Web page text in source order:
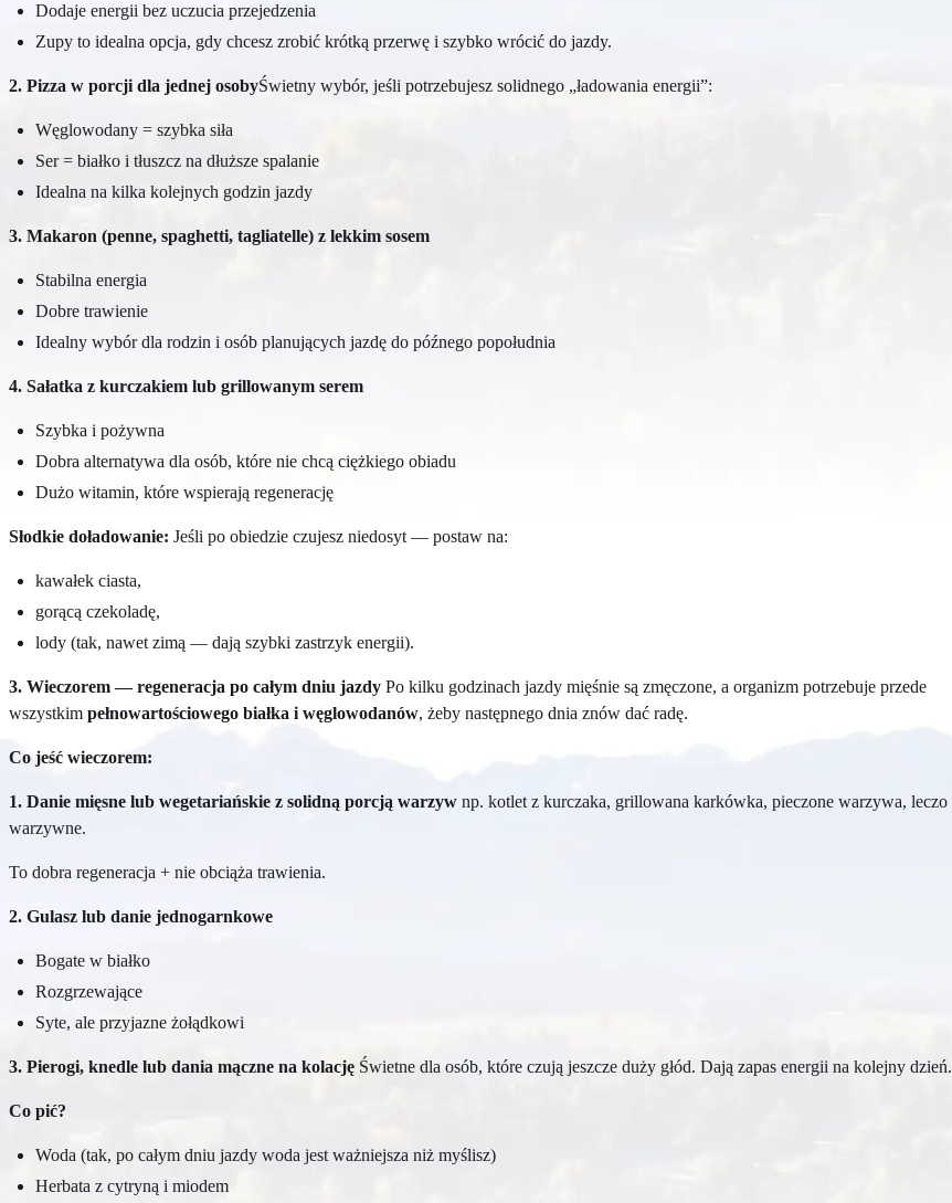
Dodaje energii bez uczucia przejedzenia
Zupy to idealna opcja, gdy chcesz zrobić krótką przerwę i szybko wrócić do jazdy.
2. Pizza w porcji dla jednej osobyŚwietny wybór, jeśli potrzebujesz solidnego „ładowania energii”:
Węglowodany = szybka siła
Ser = białko i tłuszcz na dłuższe spalanie
Idealna na kilka kolejnych godzin jazdy
3. Makaron (penne, spaghetti, tagliatelle) z lekkim sosem
Stabilna energia
Dobre trawienie
Idealny wybór dla rodzin i osób planujących jazdę do późnego popołudnia
4. Sałatka z kurczakiem lub grillowanym serem
Szybka i pożywna
Dobra alternatywa dla osób, które nie chcą ciężkiego obiadu
Dużo witamin, które wspierają regenerację
Słodkie doładowanie: Jeśli po obiedzie czujesz niedosyt — postaw na:
kawałek ciasta,
gorącą czekoladę,
lody (tak, nawet zimą — dają szybki zastrzyk energii).
3. Wieczorem — regeneracja po całym dniu jazdy Po kilku godzinach jazdy mięśnie są zmęczone, a organizm potrzebuje przede
wszystkim pełnowartościowego białka i węglowodanów, żeby następnego dnia znów dać radę.
Co jeść wieczorem:
1. Danie mięsne lub wegetariańskie z solidną porcją warzyw np. kotlet z kurczaka, grillowana karkówka, pieczone warzywa, leczo
warzywne.
To dobra regeneracja + nie obciąża trawienia.
2. Gulasz lub danie jednogarnkowe
Bogate w białko
Rozgrzewające
Syte, ale przyjazne żołądkowi
3. Pierogi, knedle lub dania mączne na kolację Świetne dla osób, które czują jeszcze duży głód. Dają zapas energii na kolejny dzień.
Co pić?
Woda (tak, po całym dniu jazdy woda jest ważniejsza niż myślisz)
Herbata z cytryną i miodem